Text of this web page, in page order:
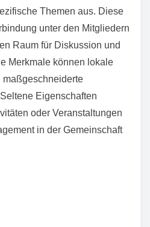
Themen aus. Diese
unter den Mitgliedern
Raum für Diskussion und
Merkmale können lokale
maßgeschneiderte
Eigenschaften
oder Veranstaltungen
in der Gemeinschaft